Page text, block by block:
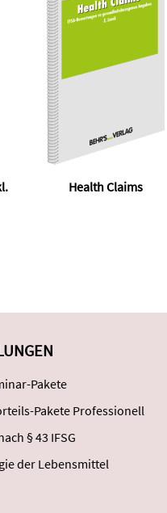
Health Claims
Pakete
Pakete Professionell
§ 43 IFSG
der Lebensmittel